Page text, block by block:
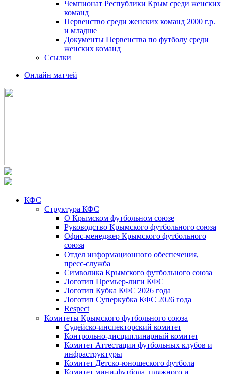
Чемпионат Республики Крым среди женских
команд
Первенство среди женских команд 2000 г.р.
и младше
Документы Первенства по футболу среди
женских команд
Ссылки
Онлайн матчей
КФС
Структура КФС
О Крымском футбольном союзе
Руководство Крымского футбольного союза
Офис-менеджер Крымского футбольного
союза
Отдел информационного обеспечения,
пресс-служба
Символика Крымского футбольного союза
Логотип Премьер-лиги КФС
Логотип Кубка КФС 2026 года
Логотип Суперкубка КФС 2026 года
Respect
Комитеты Крымского футбольного союза
Судейско-инспекторский комитет
Контрольно-дисциплинарный комитет
Комитет Аттестации футбольных клубов и
инфраструктуры
Комитет Детско-юношеского футбола
Комитет мини-футбола, пляжного и